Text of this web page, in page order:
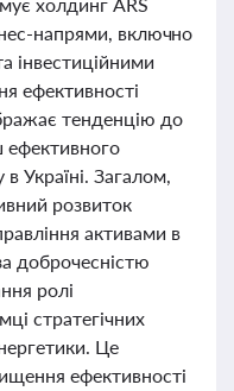
напрями, включно
інвестиційними
ефективності
тенденцію до
ефективного
в Україні. Загалом,
розвиток
активами в
доброчесністю
ролі
стратегічних
Це
ефективності